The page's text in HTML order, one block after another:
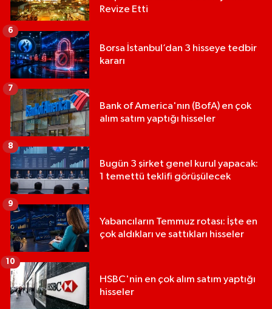
Revize Etti
Borsa İstanbul’dan 3 hisseye tedbir
kararı
6
Bank of America'nın (BofA) en çok
alım satım yaptığı hisseler
7
Bugün 3 şirket genel kurul yapacak:
1 temettü teklifi görüşülecek
8
Yabancıların Temmuz rotası: İşte en
çok aldıkları ve sattıkları hisseler
9
HSBC'nin en çok alım satım yaptığı
hisseler
10